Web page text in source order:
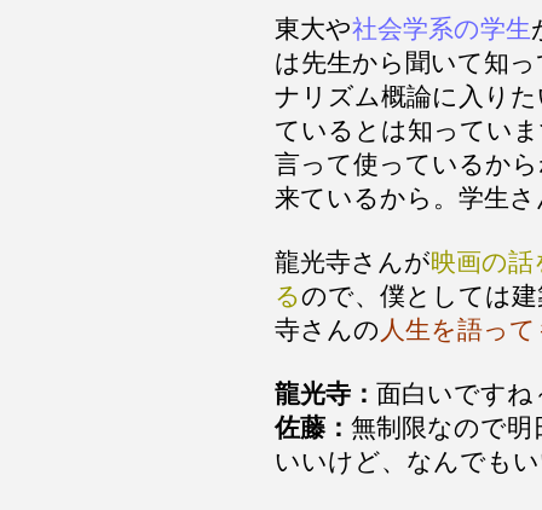
東大や社会学系の学生
は先生から聞いて知
ナリズム概論に入り
ているとは知ってい
言って使っているか
来ているから。学生
龍光寺さんが映画の
るので、僕としては
寺さんの 人生を語っ
龍光寺： 面白いですね
佐藤： 無制限なので
いいけど、なんでも